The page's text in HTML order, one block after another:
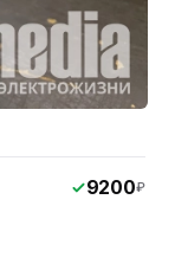
9200₽